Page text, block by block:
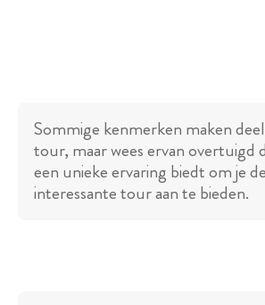
Sommige kenmerken maken
tour, maar wees ervan overtuigd
een unieke ervaring biedt om je
interessante tour aan te bieden.